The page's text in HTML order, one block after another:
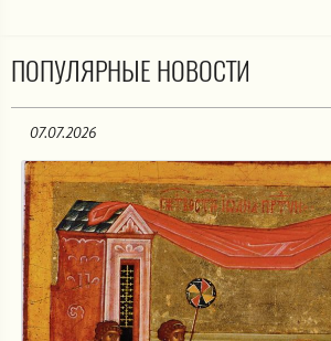
ПОПУЛЯРНЫЕ НОВОСТИ
07.07.2026